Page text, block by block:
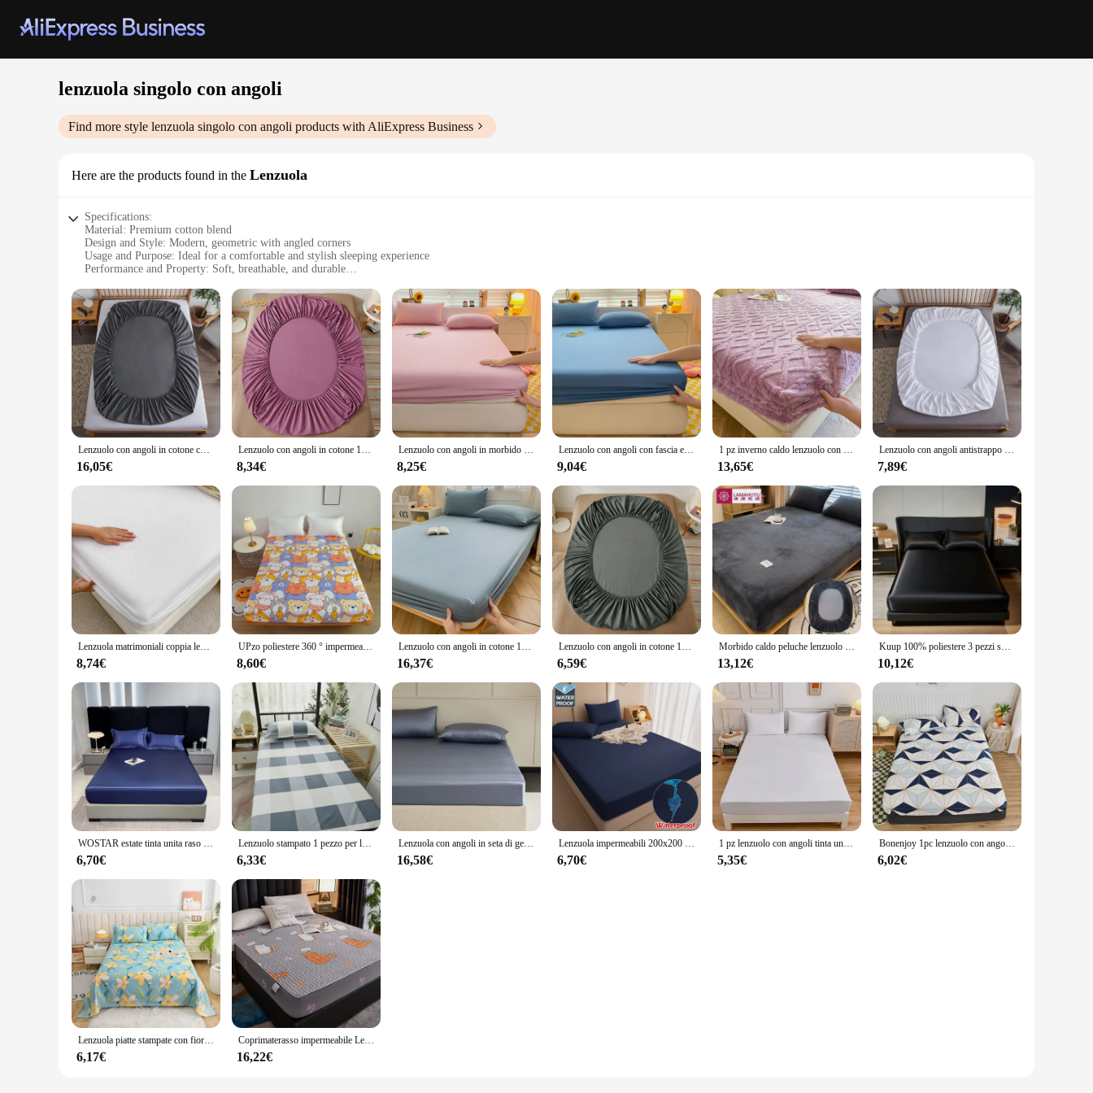
lenzuola singolo con angoli
Find more style lenzuola singolo con angoli products with AliExpress Business
Here are the products found in the Lenzuola
Specifications:
Material: Premium cotton blend
Design and Style: Modern, geometric with angled corners
Usage and Purpose: Ideal for a comfortable and stylish sleeping experience
Performance and Property: Soft, breathable, and durable
Quantity: Available in sets or individually
Features:
**Comfort Meets Style**
The Lenzuola Singolo con Angoli is a testament to the perfect blend of comfort and style. Crafted from a premium cotton blend, these sheets offer a soft, breathable surface that ensures a restful
night's sleep. The modern, geometric design with angled corners adds a touch of sophistication to any bedroom decor, making it an excellent choice for those who appreciate a contemporary aesthetic.
Whether you're looking to refresh your bedding set or seeking a standalone piece to complement your existing decor, these lenzuola singolo con angoli are versatile enough to suit any setting.
**Versatile and Adaptable**
These lenzuola singolo con angoli are not just about looks; they are designed for practicality. The single-sized sheets with angled corners provide a snug fit for various bed sizes, ensuring a secure and
comfortable fit. Whether you're a wholesaler looking to stock up on quality bedding or an individual seeking a stylish addition to your home, these sheets are available in sets or individually, catering
to a wide range of needs and preferences. Their performance and property are second to none, promising durability and ease of care, making them a reliable choice for both residential and commercial
settings.
The Lenzuola Singolo con Angoli are perfect for a variety of scenarios, from a cozy guest room to a hotel suite. Their adaptability extends to various occasions, from daily use to special events. The
lenzuola singolo con angoli are not just about aesthetics; they are about creating a welcoming and comfortable environment for your guests or yourself. Their performance and property ensure that they
can withstand the rigors of frequent use, making them a smart investment for those who value both style and longevity in their bedding.
Lenzuolo con angoli in cotone con fasce elastiche Coprimaterassi regolabili antiscivolo per letto singolo matrimoniale king size, 140/160/200 cm
16,05€
Lenzuolo con angoli in cotone 100% con fasce elastiche Coprimaterassi regolabili antiscivolo per letto singolo matrimoniale king size, 140/160/200 cm
8,34€
Lenzuolo con angoli in morbido cotone con coprimaterasso in tinta unita con fascia elastica per letto matrimoniale singolo matrimoniale King Queen 140/150/160/180/200
8,25€
Lenzuolo con angoli con fascia elastica coprimaterasso in morbido cotone tinta unita per letto matrimoniale singolo matrimoniale King Queen 140/150/160/180/200
9,04€
1 pz inverno caldo lenzuolo con fascia elastica singolo/Queen/King coprimaterasso spesso in pile corallo soffice lenzuola con angoli per letto
13,65€
Lenzuolo con angoli antistrappo permeabile all'aria 100% cotone senza federe coprimaterasso antiscivolo per letto matrimoniale singolo
7,89€
Lenzuola matrimoniali coppia lenzuolo con angoli elastico microfibra Hotel Ultra-morbido coprimaterasso di lusso Queen single king Size
8,74€
UPzo poliestere 360 ° impermeabile lenzuolo con angoli per cartoni animati solo (senza federa) fascia elastica intorno al coprimaterasso copriletto King Size
8,60€
Lenzuolo con angoli in cotone 100% copriletto in stile a righe coprimaterasso delicato sulla pelle sabanas lenzuola per bambini per adulti (senza federa)
16,37€
Lenzuolo con angoli in cotone 100% con fasce elastiche Coprimaterassi regolabili antiscivolo per letto singolo matrimoniale King Queen 140/160/200 cm
6,59€
Morbido caldo peluche lenzuolo con angoli coprimaterasso elastico soffice biancheria da letto in pile corallo inverno coppia biancheria da letto matrimoniale di lusso
13,12€
Kuup 100% poliestere 3 pezzi superficie in raso biancheria da letto lenzuolo e federe set fascia elastica attorno alla fodera del materasso copriletto king size
10,12€
WOSTAR estate tinta unita raso rayon elastico lenzuolo coprimaterasso singolo matrimoniale biancheria da letto king size coppia biancheria da letto 150
6,70€
Lenzuolo stampato 1 pezzo per letto singolo 120 * 210 cm Tessili per la casa Lenzuola piatte moderne in poliestere 100% Biancheria da letto Copriletto singolo
6,33€
Lenzuola con angoli in seta di gelso naturale al 100% con fasce elastiche coprimaterasso di lusso copriletto singolo matrimoniale King Size
16,58€
Lenzuola impermeabili 200x200 Lenzuola regolabili in colore puro con fascia elastica Protezione per materasso Lenzuolo doppio con angoli per la casa
6,70€
1 pz lenzuolo con angoli tinta unita lenzuolo s singolo matrimoniale Queen Size 150cm * 200cm coprimaterasso sabane (senza federa)
5,35€
Bonenjoy 1pc lenzuolo con angoli copriletto in stile scozzese lenzuola elastiche per la casa biancheria da letto singola/doppia/Queen Size (senza federa)
6,02€
Lenzuola piatte stampate con fiori rossi per letto matrimoniale Lenzuola singole/Queen/King Reattive stampate per letti sabanas cama 150x200
6,17€
Coprimaterasso impermeabile Lenzuolo con angoli Tinta unita Protezione per materasso Singolo/Doppio/140/160 Muti Size Grigio/Bianco Decor
16,22€